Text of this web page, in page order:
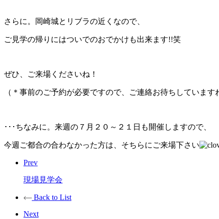
さらに。岡崎城とリブラの近くなので、
ご見学の帰りにはついでのおでかけも出来ます!!笑
ぜひ、ご来場くださいね！
（＊事前のご予約が必要ですので、ご連絡お待ちしています
･･･ちなみに。来週の７月２０～２１日も開催しますので、
今週ご都合の合わなかった方は、そちらにご来場下さい
Prev
現場見学会
Back to List
Next